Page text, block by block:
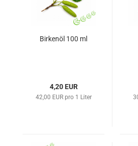
Birkenöl 100 ml
4,20 EUR
42,00 EUR pro 1 Liter